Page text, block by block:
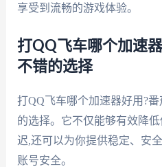
享受到流畅的游戏体验。
打QQ飞车哪个加速
不错的选择
打QQ飞车哪个加速器好用?
的选择。它不仅能够有效降
迟,还可以为你提供稳定、安
账号安全。